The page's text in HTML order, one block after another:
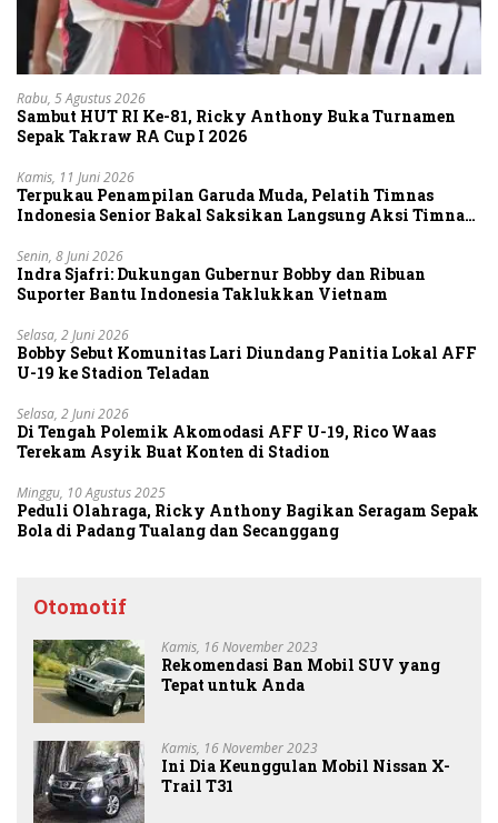
Rabu, 5 Agustus 2026
Sambut HUT RI Ke-81, Ricky Anthony Buka Turnamen
Sepak Takraw RA Cup I 2026
Kamis, 11 Juni 2026
Terpukau Penampilan Garuda Muda, Pelatih Timnas
Indonesia Senior Bakal Saksikan Langsung Aksi Timnas
Senin, 8 Juni 2026
Indra Sjafri: Dukungan Gubernur Bobby dan Ribuan
Suporter Bantu Indonesia Taklukkan Vietnam
Selasa, 2 Juni 2026
Bobby Sebut Komunitas Lari Diundang Panitia Lokal AFF
U-19 ke Stadion Teladan
Selasa, 2 Juni 2026
Di Tengah Polemik Akomodasi AFF U-19, Rico Waas
Terekam Asyik Buat Konten di Stadion
Minggu, 10 Agustus 2025
Peduli Olahraga, Ricky Anthony Bagikan Seragam Sepak
Bola di Padang Tualang dan Secanggang
Otomotif
Kamis, 16 November 2023
Rekomendasi Ban Mobil SUV yang
Tepat untuk Anda
Kamis, 16 November 2023
Ini Dia Keunggulan Mobil Nissan X-
Trail T31